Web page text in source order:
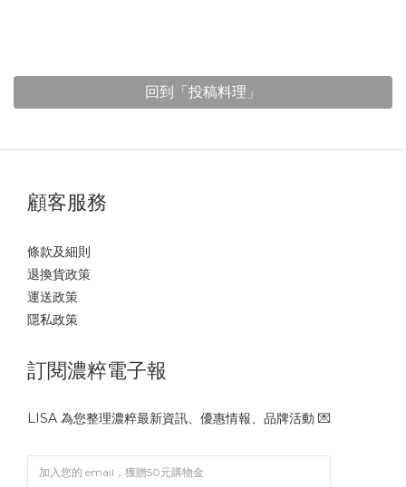
回到「投稿料理」
顧客服務
條款及細則
退換貨政策
運送政策
隱私政策
訂閱濃粹電子報
LISA 為您整理濃粹最新資訊、優惠情報、品牌活動 💌